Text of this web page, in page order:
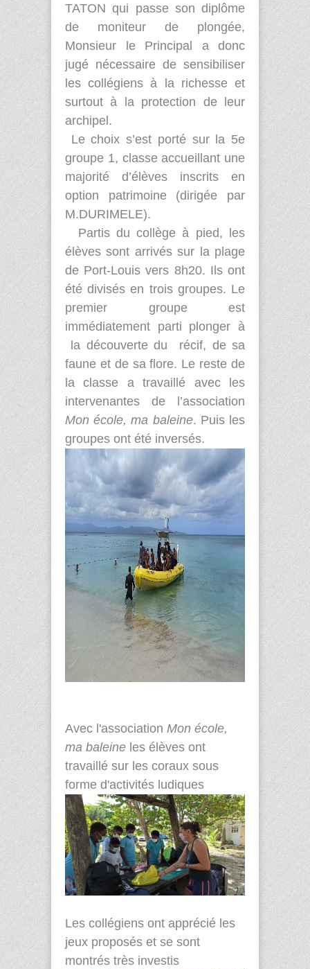
TATON qui passe son diplôme
de moniteur de plongée,
Monsieur le Principal a donc
jugé nécessaire de sensibiliser
les collégiens à la richesse et
surtout à la protection de leur
archipel.
Le choix s’est porté sur la 5e
groupe 1, classe accueillant une
majorité d’élèves inscrits en
option patrimoine (dirigée par
M.DURIMELE).
Partis du collège à pied, les
élèves sont arrivés sur la plage
de Port-Louis vers 8h20. Ils ont
été divisés en trois groupes. Le
premier groupe est
immédiatement parti plonger à
la découverte du récif, de sa
faune et de sa flore. Le reste de
la classe a travaillé avec les
intervenantes de l’association
Mon école, ma baleine. Puis les
groupes ont été inversés.
Avec l'association Mon école,
ma baleine les élèves ont
travaillé sur les coraux sous
forme d'activités ludiques
Les collégiens ont apprécié les
jeux proposés et se sont
montrés très investis